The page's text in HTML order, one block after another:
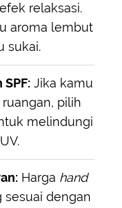
relaksasi.
aroma lembut
sukai.
Jika kamu
pilih
melindungi
Harga hand
sesuai dengan